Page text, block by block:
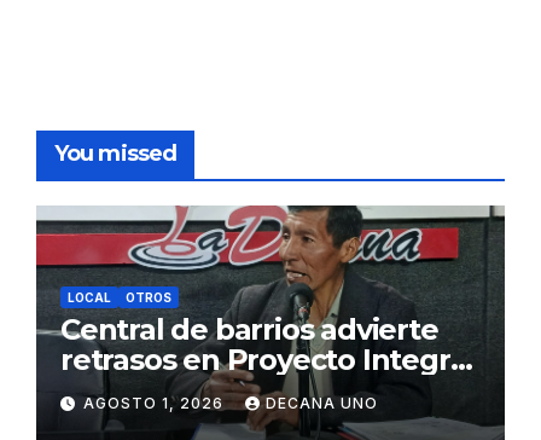
You missed
LOCAL OTROS
Central de barrios advierte
retrasos en Proyecto Integral
de Agua y Alcantarillado para
Juliaca
AGOSTO 1, 2026 DECANA UNO